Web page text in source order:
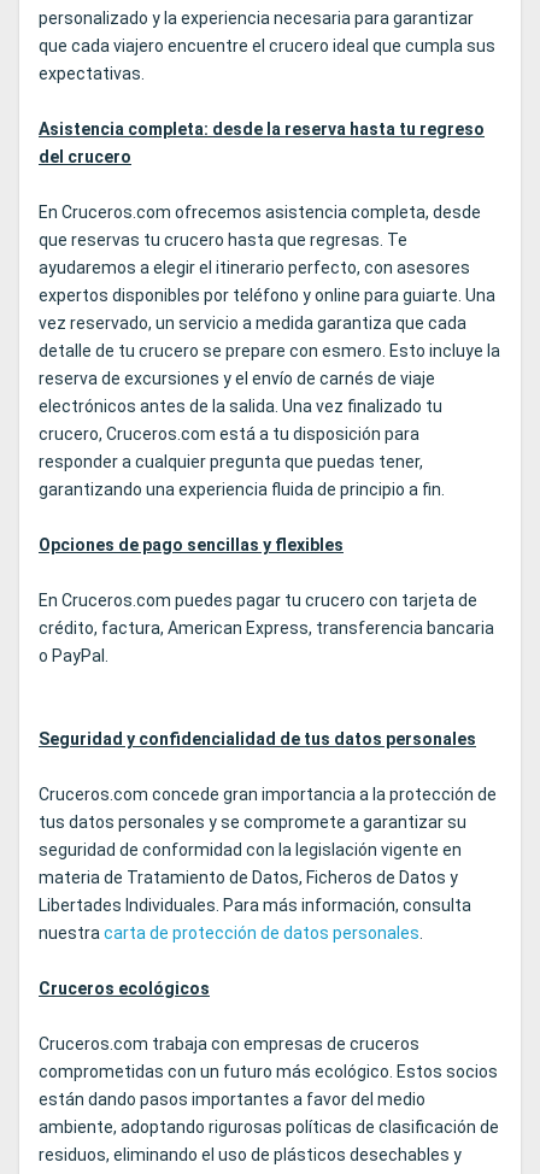
personalizado y la experiencia necesaria para garantizar
que cada viajero encuentre el crucero ideal que cumpla sus
expectativas.
Asistencia completa: desde la reserva hasta tu regreso
del crucero
En Cruceros.com ofrecemos asistencia completa, desde
que reservas tu crucero hasta que regresas. Te
ayudaremos a elegir el itinerario perfecto, con asesores
expertos disponibles por teléfono y online para guiarte. Una
vez reservado, un servicio a medida garantiza que cada
detalle de tu crucero se prepare con esmero. Esto incluye la
reserva de excursiones y el envío de carnés de viaje
electrónicos antes de la salida. Una vez finalizado tu
crucero, Cruceros.com está a tu disposición para
responder a cualquier pregunta que puedas tener,
garantizando una experiencia fluida de principio a fin.
Opciones de pago sencillas y flexibles
En Cruceros.com puedes pagar tu crucero con tarjeta de
crédito, factura, American Express, transferencia bancaria
o PayPal.
Seguridad y confidencialidad de tus datos personales
Cruceros.com concede gran importancia a la protección de
tus datos personales y se compromete a garantizar su
seguridad de conformidad con la legislación vigente en
materia de Tratamiento de Datos, Ficheros de Datos y
Libertades Individuales. Para más información, consulta
nuestra carta de protección de datos personales
Cruceros ecológicos
Cruceros.com trabaja con empresas de cruceros
comprometidas con un futuro más ecológico. Estos socios
están dando pasos importantes a favor del medio
ambiente, adoptando rigurosas políticas de clasificación de
residuos, eliminando el uso de plásticos desechables y